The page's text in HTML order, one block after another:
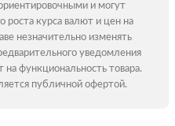
и могут
роста курса валют и цен на
незначительно изменять
уведомления
на функциональность товара.
публичной офертой.